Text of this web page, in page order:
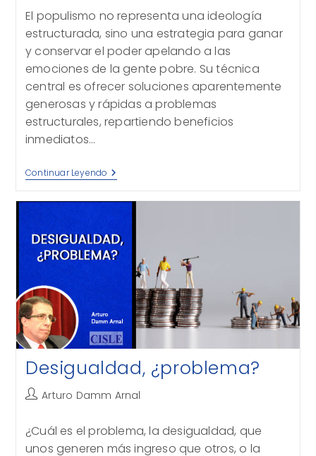
la
entrada:
El populismo no representa una ideología
estructurada, sino una estrategia para ganar
y conservar el poder apelando a las
emociones de la gente pobre. Su técnica
central es ofrecer soluciones aparentemente
generosas y rápidas a problemas
estructurales, repartiendo beneficios
inmediatos…
Continuar Leyendo Populismo:
Cómo
Con
Aplausos
Desigualdad, ¿problema?
Autor
la
entrada:
Arturo Damm Arnal
¿Cuál es el problema, la desigualdad, que
unos generen más ingreso que otros, o la